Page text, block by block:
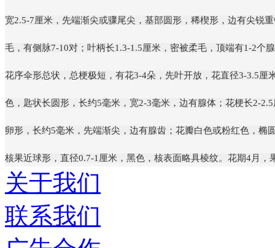
宽2.5-7厘米，先端渐尖或骤尾尖，基部圆形，稀楔形，边有尖锐
毛，有侧脉7-10对；叶柄长1.3-1.5厘米，密被柔毛，顶端有1-2
花序伞形总状，总梗极短，有花3-4朵，先叶开放，花直径3-3.5
色，匙状长圆形，长约5毫米，宽2-3毫米，边有腺体；花梗长2-
卵形，长约5毫米，先端渐尖，边有腺齿；花瓣白色或粉红色，
核果近球形，直径0.7-1厘米，黑色，核表面略具棱纹。花期4月，
关于我们
联系我们